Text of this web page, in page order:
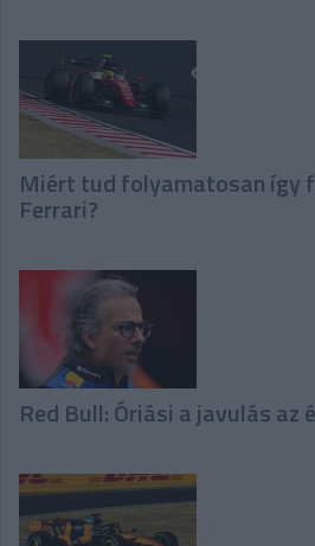
Miért tud folyamatosan így
Ferrari?
Red Bull: Óriási a javulás az